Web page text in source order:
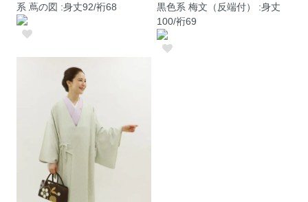
系 蔦の図 :身丈92/裄68
黒色系 梅文（反端付） :身丈
100/裄69